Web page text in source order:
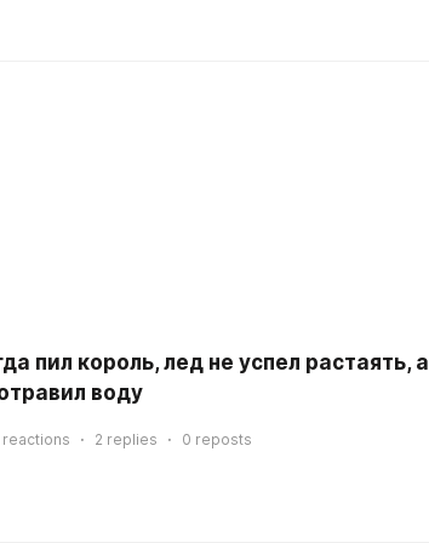
пил король, лед не успел растаять, а
воду
reactions 2 replies 0 reposts